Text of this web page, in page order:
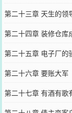
第二十三章 天生的领
第二十四章 装修仓库
第二十五章 电子厂的
第二十六章 要账大军
第二十七章 有酒有歌